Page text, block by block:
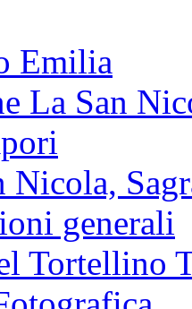
Emilia
La San
Nicola,
generali
Tortellino